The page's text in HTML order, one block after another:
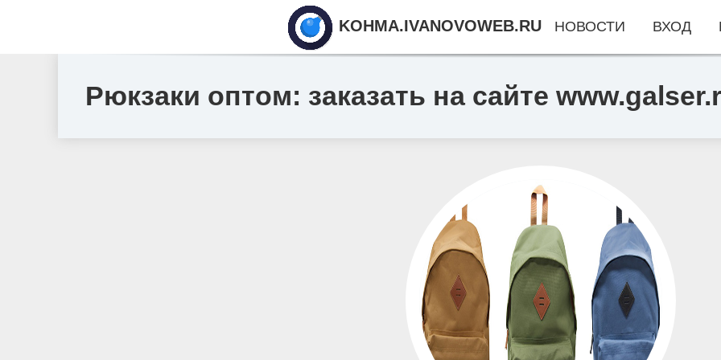
Рюкзаки оптом: заказать на сайте
KOHMA.IVANOVOWEB.RU НОВОСТИ ВХОД